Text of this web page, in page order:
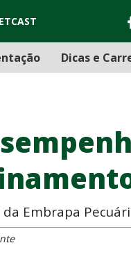
Dicas e
Embrapa